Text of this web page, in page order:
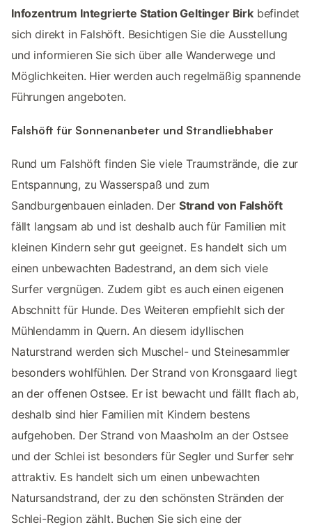
Infozentrum Integrierte Station Geltinger Birkbefindet
sich direkt in Falshöft. Besichtigen Sie die Ausstellung
und informieren Sie sich über alle Wanderwege und
Möglichkeiten. Hier werden auch regelmäßig spannende
Führungen angeboten.
Falshöft für Sonnenanbeter und Strandliebhaber
Rund um Falshöft finden Sie viele Traumstrände, die zur
Entspannung, zu Wasserspaß und zum
Sandburgenbauen einladen. Der Strand von Falshöft
fällt langsam ab und ist deshalb auch für Familien mit
kleinen Kindern sehr gut geeignet. Es handelt sich um
einen unbewachten Badestrand, an dem sich viele
Surfer vergnügen. Zudem gibt es auch einen eigenen
Abschnitt für Hunde. Des Weiteren empfiehlt sich der
Mühlendamm in Quern. An diesem idyllischen
Naturstrand werden sich Muschel- und Steinesammler
besonders wohlfühlen. Der Strand von Kronsgaard liegt
an der offenen Ostsee. Er ist bewacht und fällt flach ab,
deshalb sind hier Familien mit Kindern bestens
aufgehoben. Der Strand von Maasholm an der Ostsee
und der Schlei ist besonders für Segler und Surfer sehr
attraktiv. Es handelt sich um einen unbewachten
Natursandstrand, der zu den schönsten Stränden der
Schlei-Region zählt. Buchen Sie sich eine der